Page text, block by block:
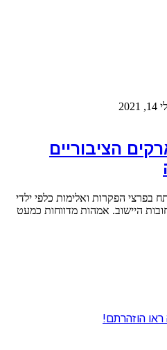
2021
הציבוריים
בפרצי הפקרות ואלימות כלפי ילדי
היישוב. אמהות מדווחות כמעט
הוזהרתם!